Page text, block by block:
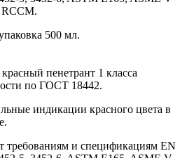
500 мл.
пенетрант 1 класса
по ГОСТ 18442.
индикации красного цвета в
требованиям и спецификациям EN